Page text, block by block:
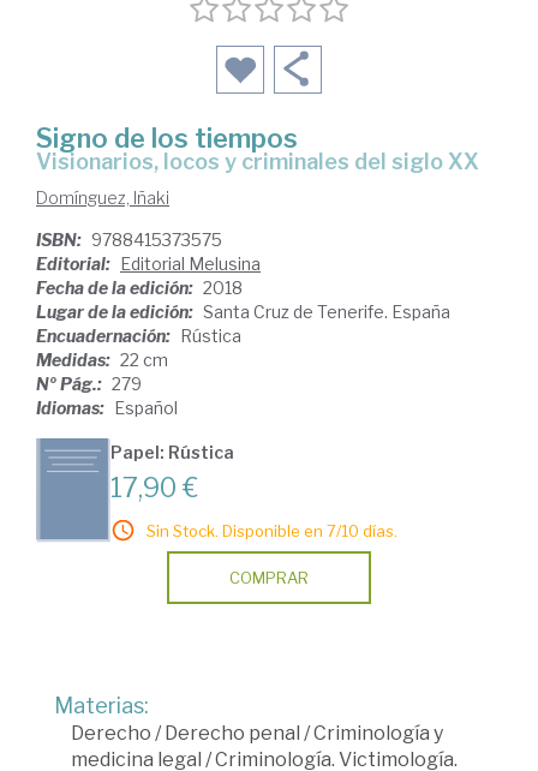
Signo de los tiempos
visionarios, locos y criminales del siglo XX
Domínguez, Iñaki
ISBN: 9788415373575
Editorial: Editorial Melusina
Fecha de la edición: 2018
Lugar de la edición: Santa Cruz de Tenerife. España
Encuadernación: Rústica
Medidas: 22 cm
Nº Pág.: 279
Idiomas: Español
Papel: Rústica
17,90 €
Sin Stock. Disponible en 7/10 días.
COMPRAR
Materias:
Derecho /Derecho penal /Criminología y
medicina legal /Criminología. Victimología.